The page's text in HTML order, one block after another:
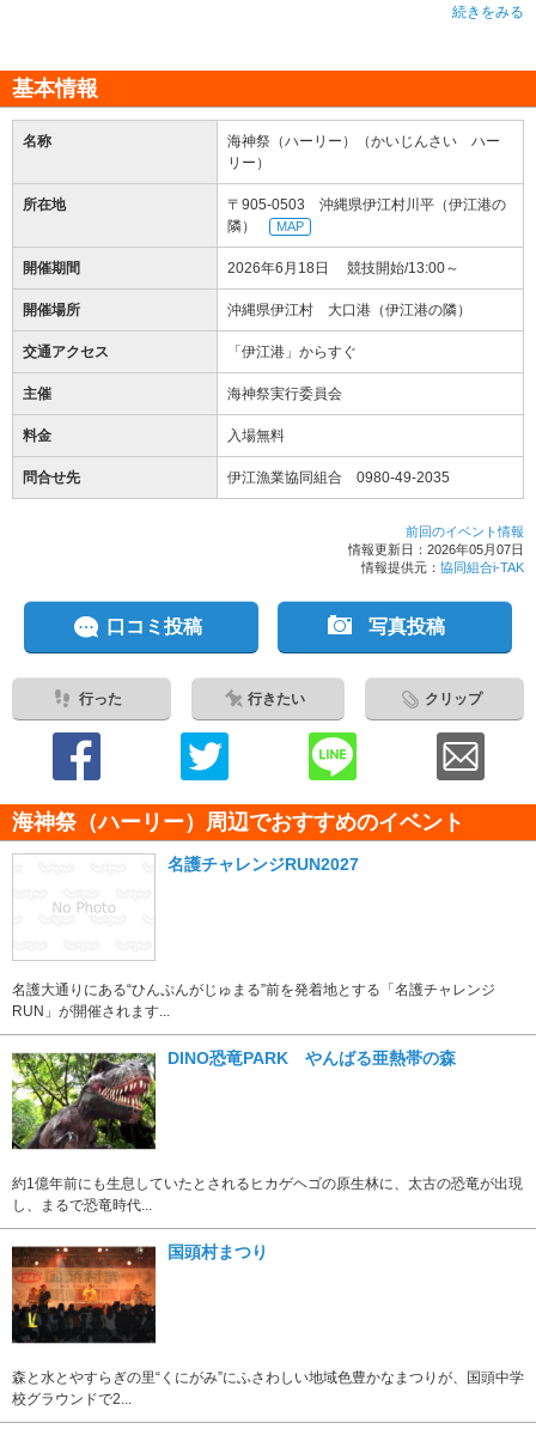
続きをみる
基本情報
名称
海神祭（ハーリー）（かいじんさい ハー
リー）
所在地
〒905-0503 沖縄県伊江村川平（伊江港の
隣）
MAP
開催期間 2026年6月18日 競技開始/13:00～
開催場所 沖縄県伊江村 大口港（伊江港の隣）
交通アクセス 「伊江港」からすぐ
主催 海神祭実行委員会
料金 入場無料
問合せ先 伊江漁業協同組合 0980-49-2035
前回のイベント情報
情報更新日：2026年05月07日
情報提供元： 協同組合i-TAK
口コミ投稿 写真投稿
行った 行きたい クリップ
海神祭（ハーリー）周辺でおすすめのイベント
名護チャレンジRUN2027
名護大通りにある“ひんぷんがじゅまる”前を発着地とする「名護チャレンジ
RUN」が開催されます...
DINO恐竜PARK やんばる亜熱帯の森
約1億年前にも生息していたとされるヒカゲヘゴの原生林に、太古の恐竜が出現
し、まるで恐竜時代...
国頭村まつり
森と水とやすらぎの里“くにがみ”にふさわしい地域色豊かなまつりが、国頭中学
校グラウンドで2...